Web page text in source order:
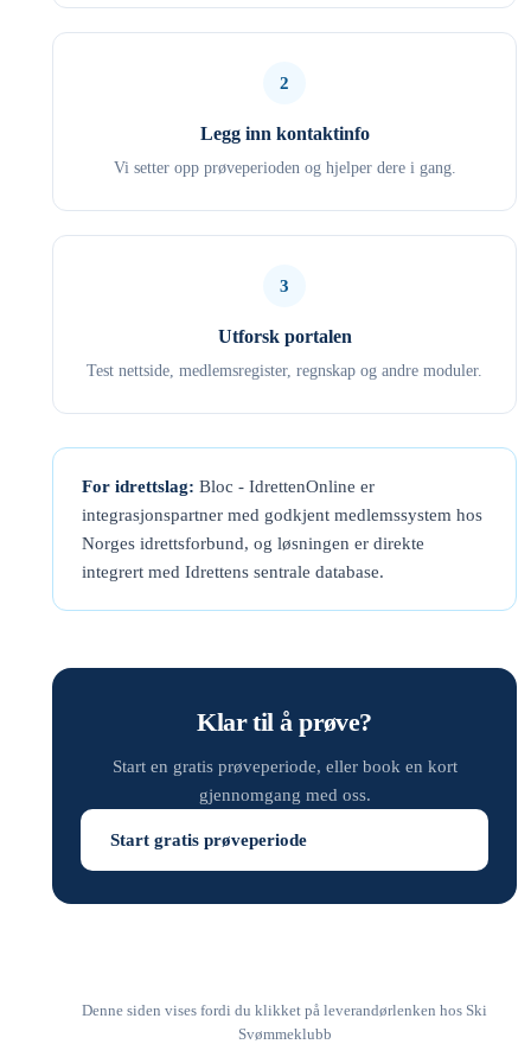
2
Legg inn kontaktinfo
Vi setter opp prøveperioden og hjelper dere i gang.
3
Utforsk portalen
Test nettside, medlemsregister, regnskap og andre moduler.
For idrettslag: Bloc - IdrettenOnline er
integrasjonspartner med godkjent medlemssystem hos
Norges idrettsforbund, og løsningen er direkte
integrert med Idrettens sentrale database.
Klar til å prøve?
Start en gratis prøveperiode, eller book en kort
gjennomgang med oss.
Start gratis prøveperiode
Denne siden vises fordi du klikket på leverandørlenken hos Ski
Svømmeklubb